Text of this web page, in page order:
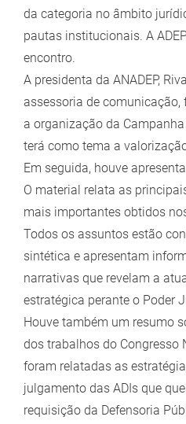
da categoria no âmbito
pautas institucionais. A
encontro.
A presidenta da ANADEP,
assessoria de comunicação,
a organização da
terá como tema a
Em seguida, houve
O material relata as
mais importantes obtidos
Todos os assuntos estão
sintética e apresentam
narrativas que revelam a
estratégica perante o Poder
Houve também um resumo
dos trabalhos do Congresso
foram relatadas as
julgamento das ADIs que
requisição da Defensoria